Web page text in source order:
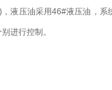
液压油采用46#液压油，
进行控制。